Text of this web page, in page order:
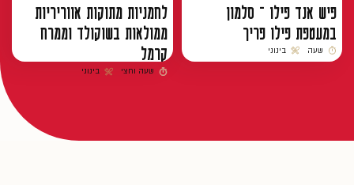
פיש אנד פילו – סלמון
במעטפת פילו פריך
זמן הכנה
שעה
רמת קושי
בינוני
לחמניות מתוקות אווריריות
ממולאות בשוקולד וממרח
קרמל
זמן הכנה
שעה וחצי
רמת קושי
בינוני